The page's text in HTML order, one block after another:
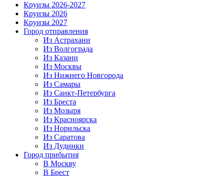
Круизы 2026-2027
Круизы 2026
Круизы 2027
Город отправления
Из Астрахани
Из Волгограда
Из Казани
Из Москвы
Из Нижнего Новгорода
Из Самары
Из Санкт-Петербурга
Из Бреста
Из Мозыря
Из Красноярска
Из Норильска
Из Саратова
Из Дудинки
Город прибытия
В Москву
В Брест